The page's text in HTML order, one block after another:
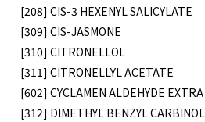
[208] CIS-3 HEXENYL SALICYLATE
[309] CIS-JASMONE
[310] CITRONELLOL
[311] CITRONELLYL ACETATE
[602] CYCLAMEN ALDEHYDE EXTRA
[312] DIMETHYL BENZYL CARBINOL